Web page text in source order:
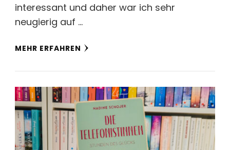
interessant und daher war ich sehr
neugierig auf …
MEHR ERFAHREN